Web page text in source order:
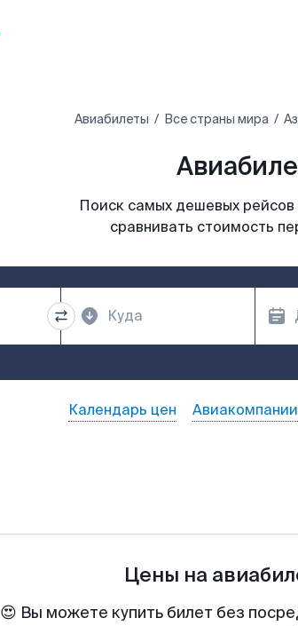
Авиабилеты Все страны мира
Поиск самых дешевых
сравнивать стоимость
Календарь цен Авиакомпании
Цены на
😍 Вы можете купить билет без